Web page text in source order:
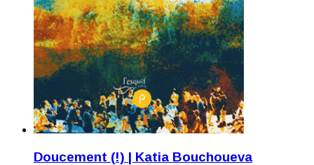
Doucement (!) | Katia Bouchoueva